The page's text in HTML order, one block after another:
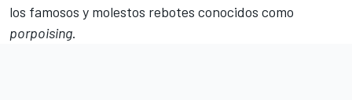
los famosos y molestos rebotes conocidos como
porpoising.